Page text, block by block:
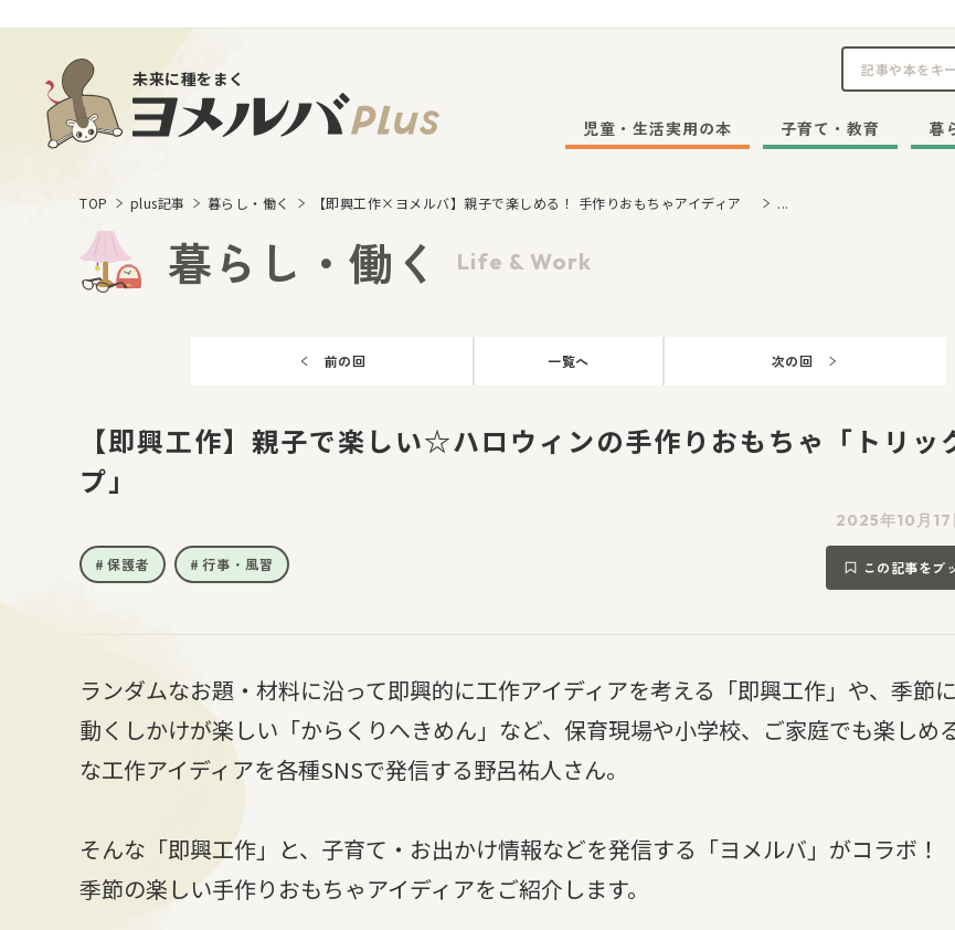
未来に種をまく
児童・生活実用の本 子育て・教育 暮
TOP plus記事 暮らし・働く 【即興工作×ヨメルバ】親子で楽しめる！ 手作りおもちゃアイディア ...
Life & Work
暮らし・働く
前の回 一覧へ 次の回
【即興工作】親子で楽しい☆ハロウィンの手作りおもちゃ「トリッ
プ」
2025年10月
保護者 行事・風習 この記事をブ
ランダムなお題・材料に沿って即興的に工作アイディアを考える「即興工作」や、季節
動くしかけが楽しい「からくりへきめん」など、保育現場や小学校、ご家庭でも楽しめ
な工作アイディアを各種SNSで発信する野呂祐人さん。
そんな「即興工作」と、子育て・お出かけ情報などを発信する「ヨメルバ」がコラボ！
季節の楽しい手作りおもちゃアイディアをご紹介します。